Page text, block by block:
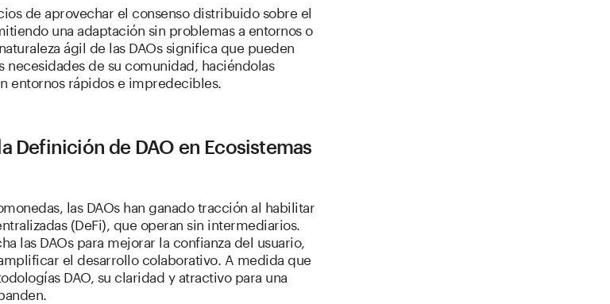
de aprovechar el consenso distribuido sobre el
una adaptación sin problemas a entornos o
ágil de las DAOs significa que pueden
necesidades de su comunidad, haciéndolas
entornos rápidos e impredecibles.
Definición de DAO en Ecosistemas
las DAOs han ganado tracción al habilitar
(DeFi), que operan sin intermediarios.
las DAOs para mejorar la confianza del usuario,
el desarrollo colaborativo. A medida que
DAO, su claridad y atractivo para una